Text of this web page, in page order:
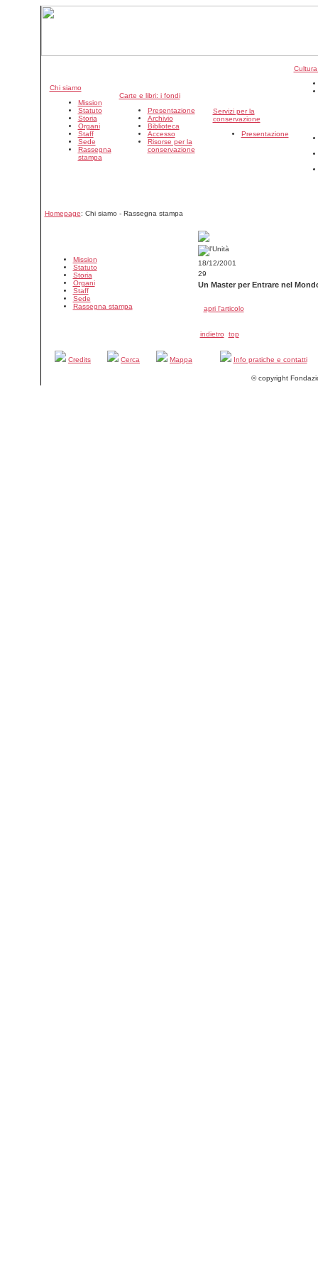
Chi siamo
Mission
Statuto
Storia
Organi
Staff
Sede
Rassegna
stampa
Carte e libri: i fondi
Presentazione
Archivio
Biblioteca
Accesso
Risorse per la
conservazione
Servizi per la
conservazione
Presentazione
Homepage: Chi siamo - Rassegna stampa
Mission
Statuto
Storia
Organi
Staff
Sede
Rassegna stampa
18/12/2001
29
Un Master per Entrare nel
apri l'articolo
indietro top
Credits Cerca Mappa Info pratiche e contatti
© copyright